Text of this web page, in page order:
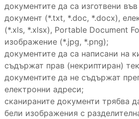
документите да са изготвени
документ (*.txt, *.doc, *.docx),
(*.xls, *.xlsx), Portable Document
изображение (*.jpg, *.png);
документите да са написани на
съдържат прав (некриптиран)
документите да не съдържат
електронни адреси;
сканираните документи трябва
бели изображения с